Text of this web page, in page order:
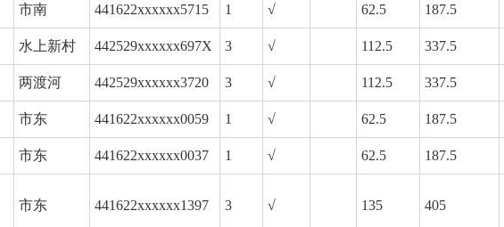
市南 441622xxxxxx5715 1 √ 62.5 187.5
水上新村 442529xxxxxx697X 3 √ 112.5 337.5
两渡河 442529xxxxxx3720 3 √ 112.5 337.5
市东 441622xxxxxx0059 1 √ 62.5 187.5
市东 441622xxxxxx0037 1 √ 62.5 187.5
市东 441622xxxxxx1397 3 √ 135 405